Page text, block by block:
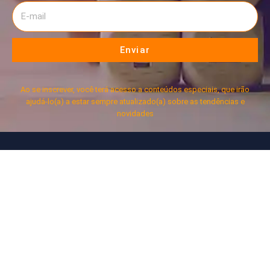
Enviar
Ao se inscrever, você terá acesso a conteúdos especiais, que irão
ajudá-lo(a) a estar sempre atualizado(a) sobre as tendências e
novidades